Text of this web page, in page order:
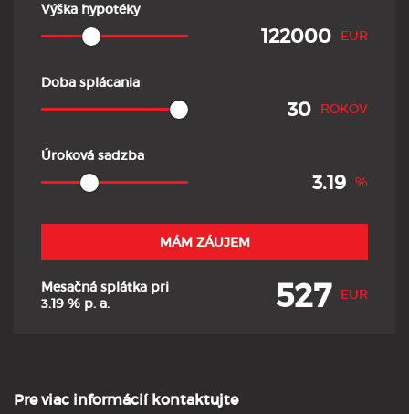
Výška hypotéky
EUR
Doba splácania
ROKOV
Úroková sadzba
%
MÁM ZÁUJEM
Mesačná splátka pri
3.19 % p. a. 527 EUR
Pre viac informácií kontaktujte